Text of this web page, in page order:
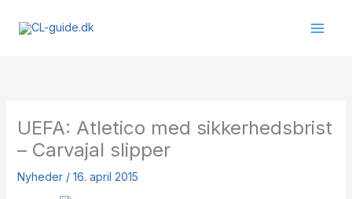
UEFA: Atletico med sikkerhedsbrist
– Carvajal slipper
Nyheder/ 16. april 2015